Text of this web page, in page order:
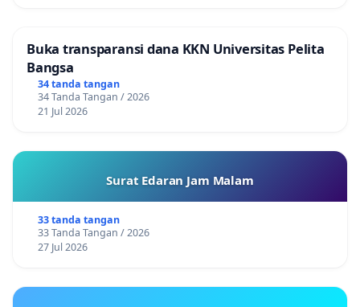
Buka transparansi dana KKN Universitas Pelita
Bangsa
34 tanda tangan
34 Tanda Tangan / 2026
21 Jul 2026
Surat Edaran Jam Malam
33 tanda tangan
33 Tanda Tangan / 2026
27 Jul 2026